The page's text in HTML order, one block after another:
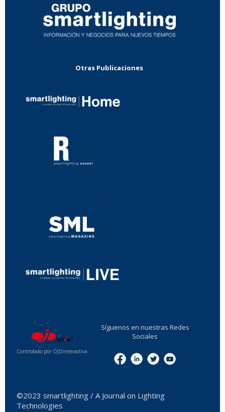
Otras Publicaciones
Controlado por OJDinteractiva
Síguenos en nuestras Redes
Sociales
©2023 smartlighting / A Journal on Lighting
Technologies